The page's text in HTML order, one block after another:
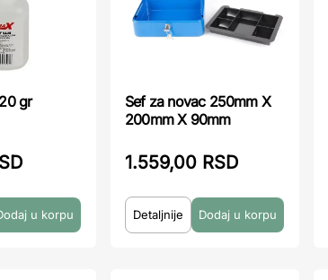
gr
Sef za novac 250mm X
200mm X 90mm
1.559,00 RSD
Detaljnije